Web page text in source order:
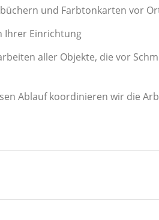
und Farbtonkarten vor
Ihrer Einrichtung
aller Objekte, die vor
Ablauf koordinieren wir die